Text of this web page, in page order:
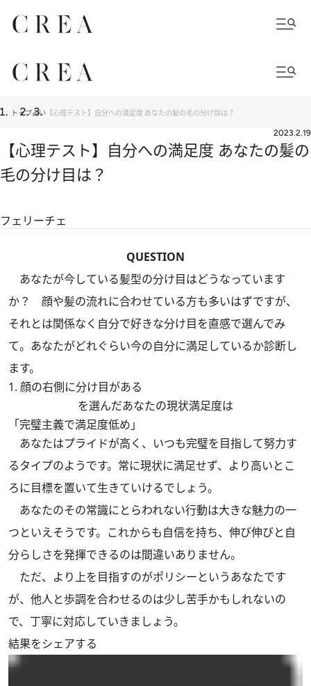
トップ占い 【心理テスト】自分への満足度 あなたの髪の毛の分け目は？
2023.2.19
【心理テスト】自分への満足度 あなたの髪の
毛の分け目は？
フェリーチェ
QUESTION
あなたが今している髪型の分け目はどうなっています
か？ 顔や髪の流れに合わせている方も多いはずですが、
それとは関係なく自分で好きな分け目を直感で選んでみ
て。あなたがどれぐらい今の自分に満足しているか診断し
ます。
1. 顔の右側に分け目がある
を選んだあなたの現状満足度は
「完璧主義で満足度低め」
あなたはプライドが高く、いつも完璧を目指して努力す
るタイプのようです。常に現状に満足せず、より高いとこ
ろに目標を置いて生きていけるでしょう。
あなたのその常識にとらわれない行動は大きな魅力の一
つといえそうです。これからも自信を持ち、伸び伸びと自
分らしさを発揮できるのは間違いありません。
ただ、より上を目指すのがポリシーというあなたです
が、他人と歩調を合わせるのは少し苦手かもしれないの
で、丁寧に対応していきましょう。
結果をシェアする